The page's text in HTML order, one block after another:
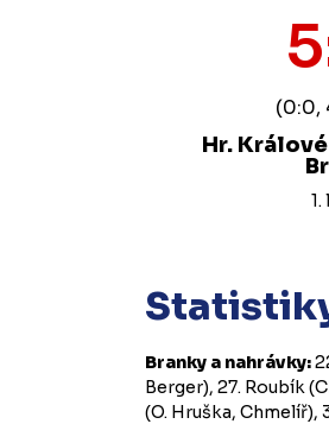
(0:0,
Hr. Králové
1.
Branky a nahrávky:
Berger), 27. Roubík
(O. Hruška, Chmelíř),